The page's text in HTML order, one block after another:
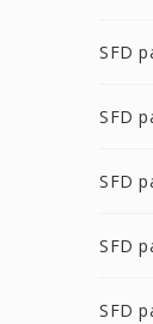
SFD
SFD
SFD
SFD
SFD